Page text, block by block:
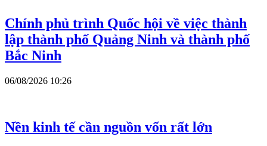
Chính phủ trình Quốc hội về việc thành
lập thành phố Quảng Ninh và thành phố
Bắc Ninh
06/08/2026 10:26
Nền kinh tế cần nguồn vốn rất lớn